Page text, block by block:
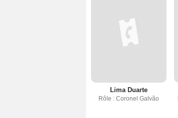
Lima Duarte
Rôle : Coronel Galvão